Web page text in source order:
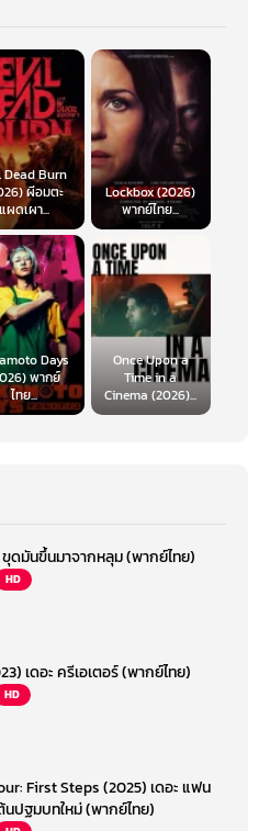
Dead Burn
ผีอมตะ
ผดเผา...
Lockbox (2026)
พากย์ไทย...
Days
พากย์
ไทย...
Once Upon a
Time in a
Cinema (2026)...
ดมันขึ้นมาจากหลุม (พากย์ไทย)
HD
เดอะ ครีเอเตอร์ (พากย์ไทย)
HD
First Steps (2025) เดอะ แฟน
ปฐมบทใหม่ (พากย์ไทย)